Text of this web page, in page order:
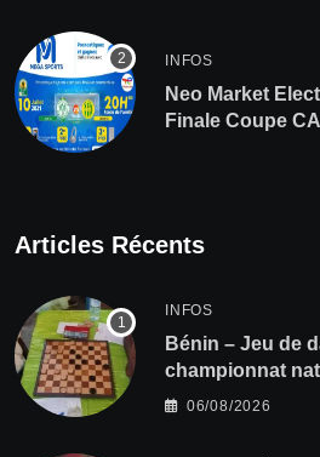
INFOS
Neo Market
Finale Coupe
Articles Récents
INFOS
Bénin – Jeu de
championnat
du damier à la
06/08/2026